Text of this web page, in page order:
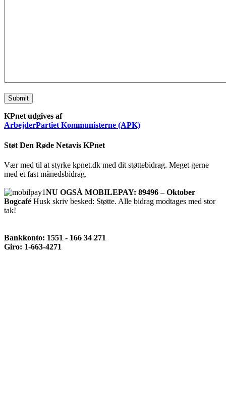
Submit
KPnet udgives af
ArbejderPartiet Kommunisterne (APK)
Støt Den Røde Netavis KPnet
Vær med til at styrke kpnet.dk med dit støttebidrag. Meget gerne
med et fast månedsbidrag.
NU OGSÅ MOBILEPAY: 89496 – Oktober
Bogcafé Husk skriv besked: Støtte. Alle bidrag modtages med stor
tak!
Bankkonto: 1551 - 166 34 271
Giro: 1-663-4271